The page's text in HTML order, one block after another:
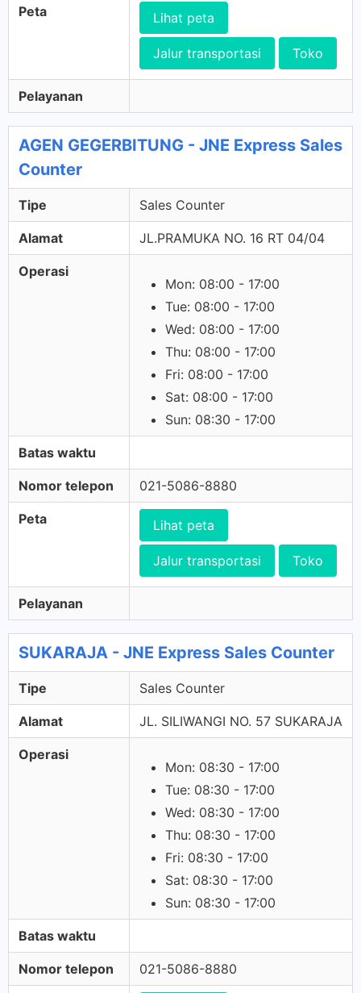
Peta Lihat peta
Jalur transportasi Toko
Pelayanan
AGEN GEGERBITUNG - JNE Express Sales
Counter
Tipe Sales Counter
Alamat JL.PRAMUKA NO. 16 RT 04/04
Operasi
Mon: 08:00 - 17:00
Tue: 08:00 - 17:00
Wed: 08:00 - 17:00
Thu: 08:00 - 17:00
Fri: 08:00 - 17:00
Sat: 08:00 - 17:00
Sun: 08:30 - 17:00
Batas waktu
Nomor telepon 021-5086-8880
Peta Lihat peta
Jalur transportasi Toko
Pelayanan
SUKARAJA - JNE Express Sales Counter
Tipe Sales Counter
Alamat JL. SILIWANGI NO. 57 SUKARAJA
Operasi
Mon: 08:30 - 17:00
Tue: 08:30 - 17:00
Wed: 08:30 - 17:00
Thu: 08:30 - 17:00
Fri: 08:30 - 17:00
Sat: 08:30 - 17:00
Sun: 08:30 - 17:00
Batas waktu
Nomor telepon 021-5086-8880